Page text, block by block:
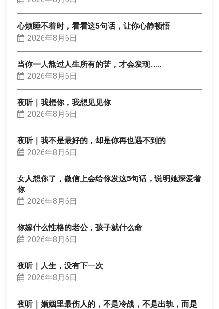
心烦睡不着时，看看这5句话，让你心静顿悟
2026年8月6日
当你一人熬过人生所有的苦，才会发现……
2026年8月6日
夜听｜我想你，我想见见你
2026年8月6日
夜听｜我不是最好的，却是你再也遇不到的
2026年8月6日
女人想你了，微信上会给你发这5句话，说明她深爱着
你
2026年8月6日
你嫁什么性格的老公，孩子就什么命
2026年8月6日
夜听｜人生，没有下一次
2026年8月6日
夜听｜婚姻里最伤人的，不是冷战，不是出轨，而是